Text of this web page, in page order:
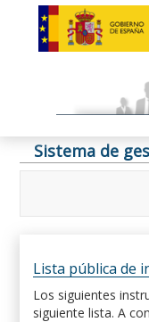
Sistema de
Lista pública de
Los siguientes
siguiente lista. A